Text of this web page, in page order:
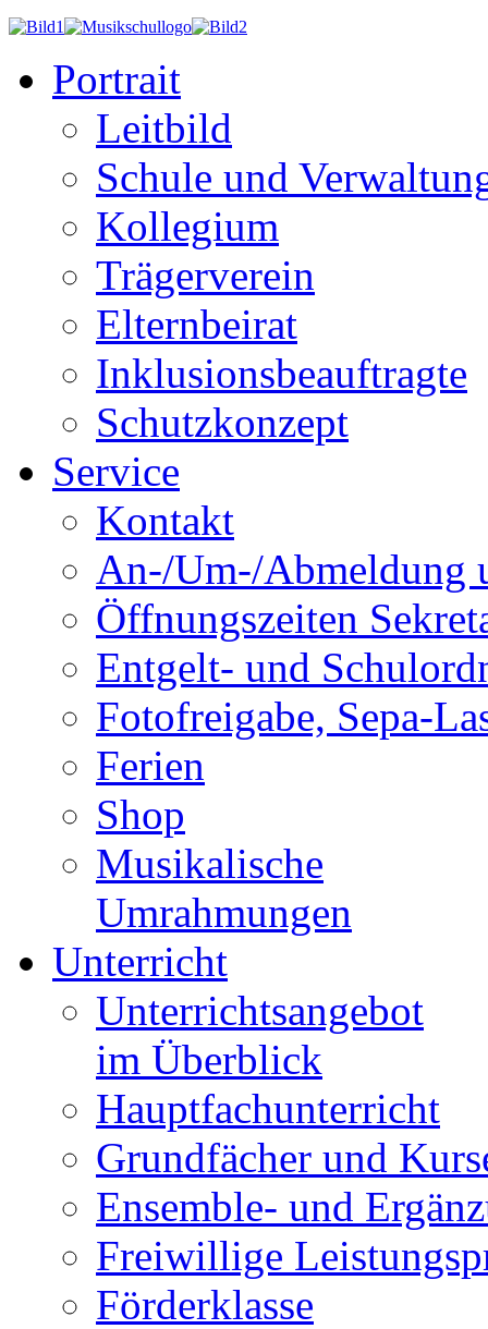
Portrait
Leitbild
Schule und
Kollegium
Trägerverein
Elternbeirat
Inklusionsbeauftragte
Schutzkonzept
Service
Kontakt
An-/Um-/Abmeldung
Öffnungszeiten
Entgelt- und
Fotofreigabe, Sepa-
Ferien
Shop
Musikalische
Umrahmungen
Unterricht
Unterrichtsangebot
im Überblick
Hauptfachunterricht
Grundfächer und
Ensemble- und
Freiwillige
Förderklasse